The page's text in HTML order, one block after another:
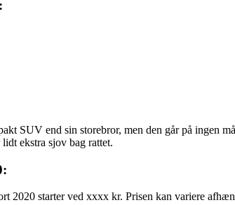
SUV end sin storebror, men den går på ingen
ekstra sjov bag rattet.
2020 starter ved xxxx kr. Prisen kan variere